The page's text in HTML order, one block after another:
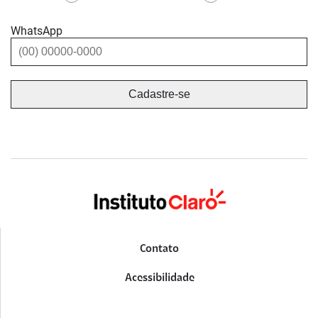
WhatsApp
Contato
Acessibilidade